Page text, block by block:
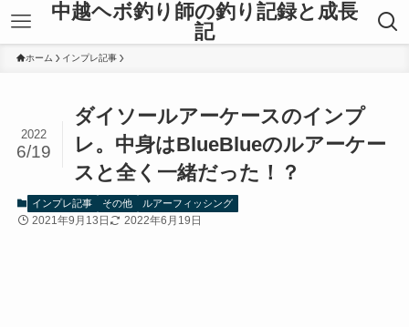
中越ヘボ釣り師の釣り記録と成長
記
ホーム インプレ記事
ダイソールアーケースのインプ
レ。中身はBlueBlueのルアーケー
スと全く一緒だった！？
2022
6/19
インプレ記事 その他 ルアーフィッシング
2021年9月13日 2022年6月19日